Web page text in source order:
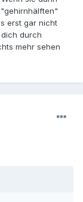
erst gar nicht
durch
mehr sehen